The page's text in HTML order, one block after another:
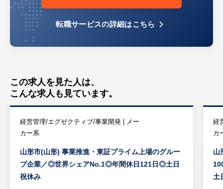
転職サービスの詳細はこちら
この求人を見た人は、
こんな求人も見ています。
経営管理/エグゼクティブ/事業開発 | メー
カー系
山形市(山形) 事業推進・東証プライム上場のグルー
プ企業／◎世界シェアNo.1◎年間休日121日◎土日
祝休み
経
カ
山
土